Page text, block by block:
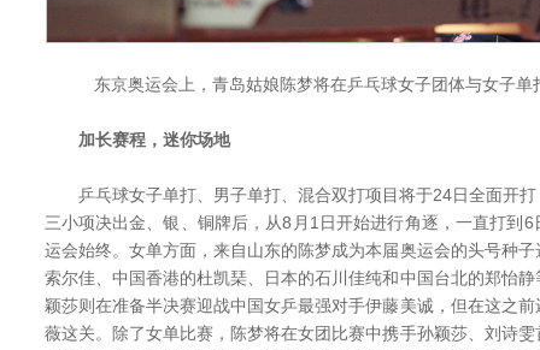
东京奥运会上，青岛姑娘陈梦将在乒乓球女子团体与女子
加长赛程，迷你场地
乒乓球女子单打、男子单打、混合双打项目将于24日全面开打
三小项决出金、银、铜牌后，从8月1日开始进行角逐，一直打到
运会始终。女单方面，来自山东的陈梦成为本届奥运会的头号种
索尔佳、中国香港的杜凯琹、日本的石川佳纯和中国台北的郑怡
颖莎则在准备半决赛迎战中国女乒最强对手伊藤美诚，但在这之
薇这关。除了女单比赛，陈梦将在女团比赛中携手孙颖莎、刘诗